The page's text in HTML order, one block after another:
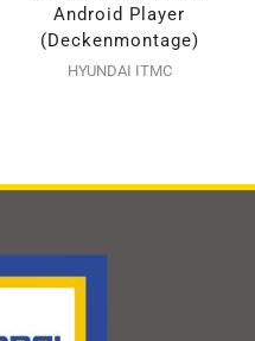
Android Player
(Deckenmontage)
HYUNDAI ITMC